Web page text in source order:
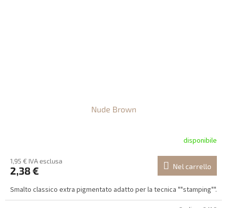
Nude Brown
disponibile
1,95 € IVA esclusa
2,38 € Nel carrello
Smalto classico extra pigmentato adatto per la tecnica ""stamping"".